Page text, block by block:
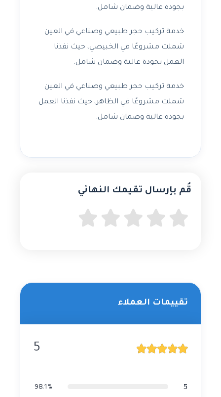
بجودة عالية وضمان شامل.
خدمة تركيب حجر طبيعي وصناعي في العين
شملت مشروعًا في الخبيصي، حيث نفذنا
العمل بجودة عالية وضمان شامل.
خدمة تركيب حجر طبيعي وصناعي في العين
شملت مشروعًا في الظاهر، حيث نفذنا العمل
بجودة عالية وضمان شامل.
قُم بإرسال تقيمك النهائي
تقييمات العملاء
5
5
98.1%